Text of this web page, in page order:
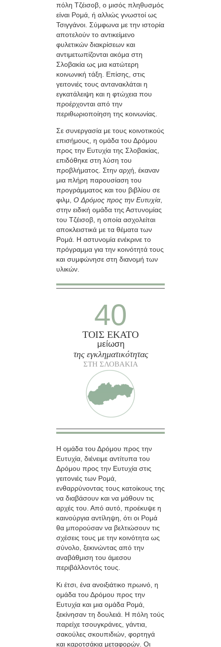
πόλη Τζέισοβ, ο μισός πληθυσμός
είναι Ρομά, ή αλλιώς γνωστοί ως
Τσιγγάνοι. Σύμφωνα με την ιστορία
αποτελούν το αντικείμενο
φυλετικών διακρίσεων και
αντιμετωπίζονται ακόμα στη
Σλοβακία ως μια κατώτερη
κοινωνική τάξη. Επίσης, στις
γειτονιές τους αντανακλάται η
εγκατάλειψη και η φτώχεια που
προέρχονται από την
περιθωριοποίηση της κοινωνίας.
Σε συνεργασία με τους κοινοτικούς
επισήμους, η ομάδα του Δρόμου
προς την Ευτυχία της Σλοβακίας,
επιδόθηκε στη λύση του
προβλήματος. Στην αρχή, έκαναν
μια πλήρη παρουσίαση του
προγράμματος και του βιβλίου σε
φιλμ, Ο Δρόμος προς την Ευτυχία
στην ειδική ομάδα της Αστυνομίας
του Τζέισοβ, η οποία ασχολείται
αποκλειστικά με τα θέματα των
Ρομά. Η αστυνομία ενέκρινε το
πρόγραμμα για την κοινότητά τους
και συμφώνησε στη διανομή των
υλικών.
40
ΤΟΙΣ ΕΚΑΤΟ
μείωση
της εγκληματικότητας
ΣΤΗ ΣΛΟΒΑΚΙΑ
Η ομάδα του Δρόμου προς την
Ευτυχία, διένειμε αντίτυπα του
Δρόμου προς την Ευτυχία στις
γειτονιές των Ρομά,
ενθαρρύνοντας τους κατοίκους της
να διαβάσουν και να μάθουν τις
αρχές του. Από αυτό, προέκυψε η
καινούργια αντίληψη, ότι οι Ρομά
θα μπορούσαν να βελτιώσουν τις
σχέσεις τους με την κοινότητα ως
σύνολο, ξεκινώντας από την
αναβάθμιση του άμεσου
περιβάλλοντός τους.
Κι έτσι, ένα ανοιξιάτικο πρωινό, η
ομάδα του Δρόμου προς την
Ευτυχία και μια ομάδα Ρομά,
ξεκίνησαν τη δουλειά. Η πόλη τούς
παρείχε τσουγκράνες, γάντια,
σακούλες σκουπιδιών, φορτηγά
και καροτσάκια μεταφορών. Οι